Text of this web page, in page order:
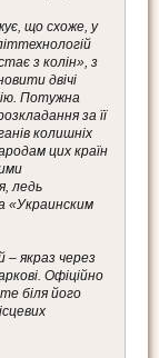
що схоже, у
з колін», з
двічі
Потужна
за її
колишніх
цих країн
ледь
«Украинским
– якраз через
Офіційно
біля його